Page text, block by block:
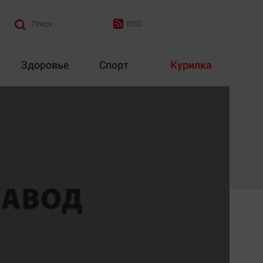
Поиск RSS
Здоровье Спорт Курилка